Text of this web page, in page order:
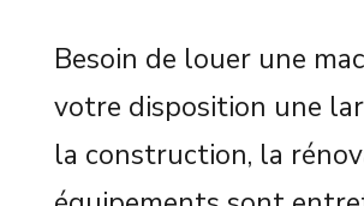
Besoin de louer une
votre disposition une
la construction, la